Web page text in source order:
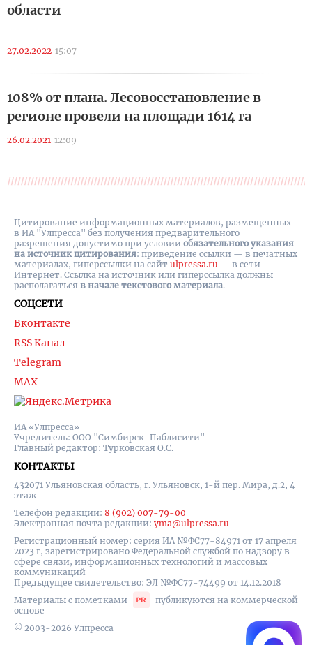
области
27.02.2022 15:07
108% от плана. Лесовосстановление в
регионе провели на площади 1614 га
26.02.2021 12:09
ИА «Улпресса»
Учредитель: ООО "Симбирск-Паблисити"
Главный редактор: Турковская О.С.
КОНТАКТЫ
432071 Ульяновская область, г. Ульяновск, 1-й пер. Мира, д.2, 4
этаж
Телефон редакции: 8 (902) 007-79-00
Электронная почта редакции: yma@ulpressa.ru
Регистрационный номер: серия ИА №ФС77-84971 от 17 апреля
2023 г, зарегистрировано Федеральной службой по надзору в
сфере связи, информационных технологий и массовых
коммуникаций
Предыдущее свидетельство: ЭЛ №ФС77-74499 от 14.12.2018
Материалы с пометками
публикуются на коммерческой
основе
© 2003-2026 Улпресса
СОЦСЕТИ
Вконтакте
RSS Канал
Telegram
MAX
Цитирование информационных материалов, размещенных
в ИА "Улпресса" без получения предварительного
разрешения допустимо при условии обязательного указания
на источник цитирования: приведение ссылки — в печатных
материалах, гиперссылки на cайт ulpressa.ru — в сети
Интернет. Ссылка на источник или гиперссылка должны
располагаться в начале текстового материала.